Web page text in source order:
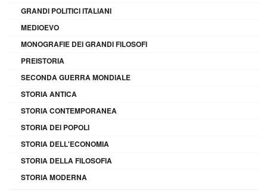
GRANDI POLITICI ITALIANI
MEDIOEVO
MONOGRAFIE DEI GRANDI FILOSOFI
PREISTORIA
SECONDA GUERRA MONDIALE
STORIA ANTICA
STORIA CONTEMPORANEA
STORIA DEI POPOLI
STORIA DELL'ECONOMIA
STORIA DELLA FILOSOFIA
STORIA MODERNA